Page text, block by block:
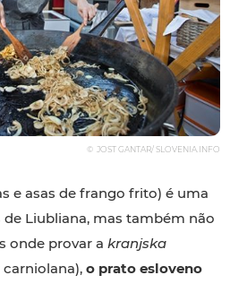
© JOST GANTAR/ SLOVENIA.INFO
e asas de frango frito) é uma
de Liubliana, mas também não
onde provar a kranjska
o prato esloveno